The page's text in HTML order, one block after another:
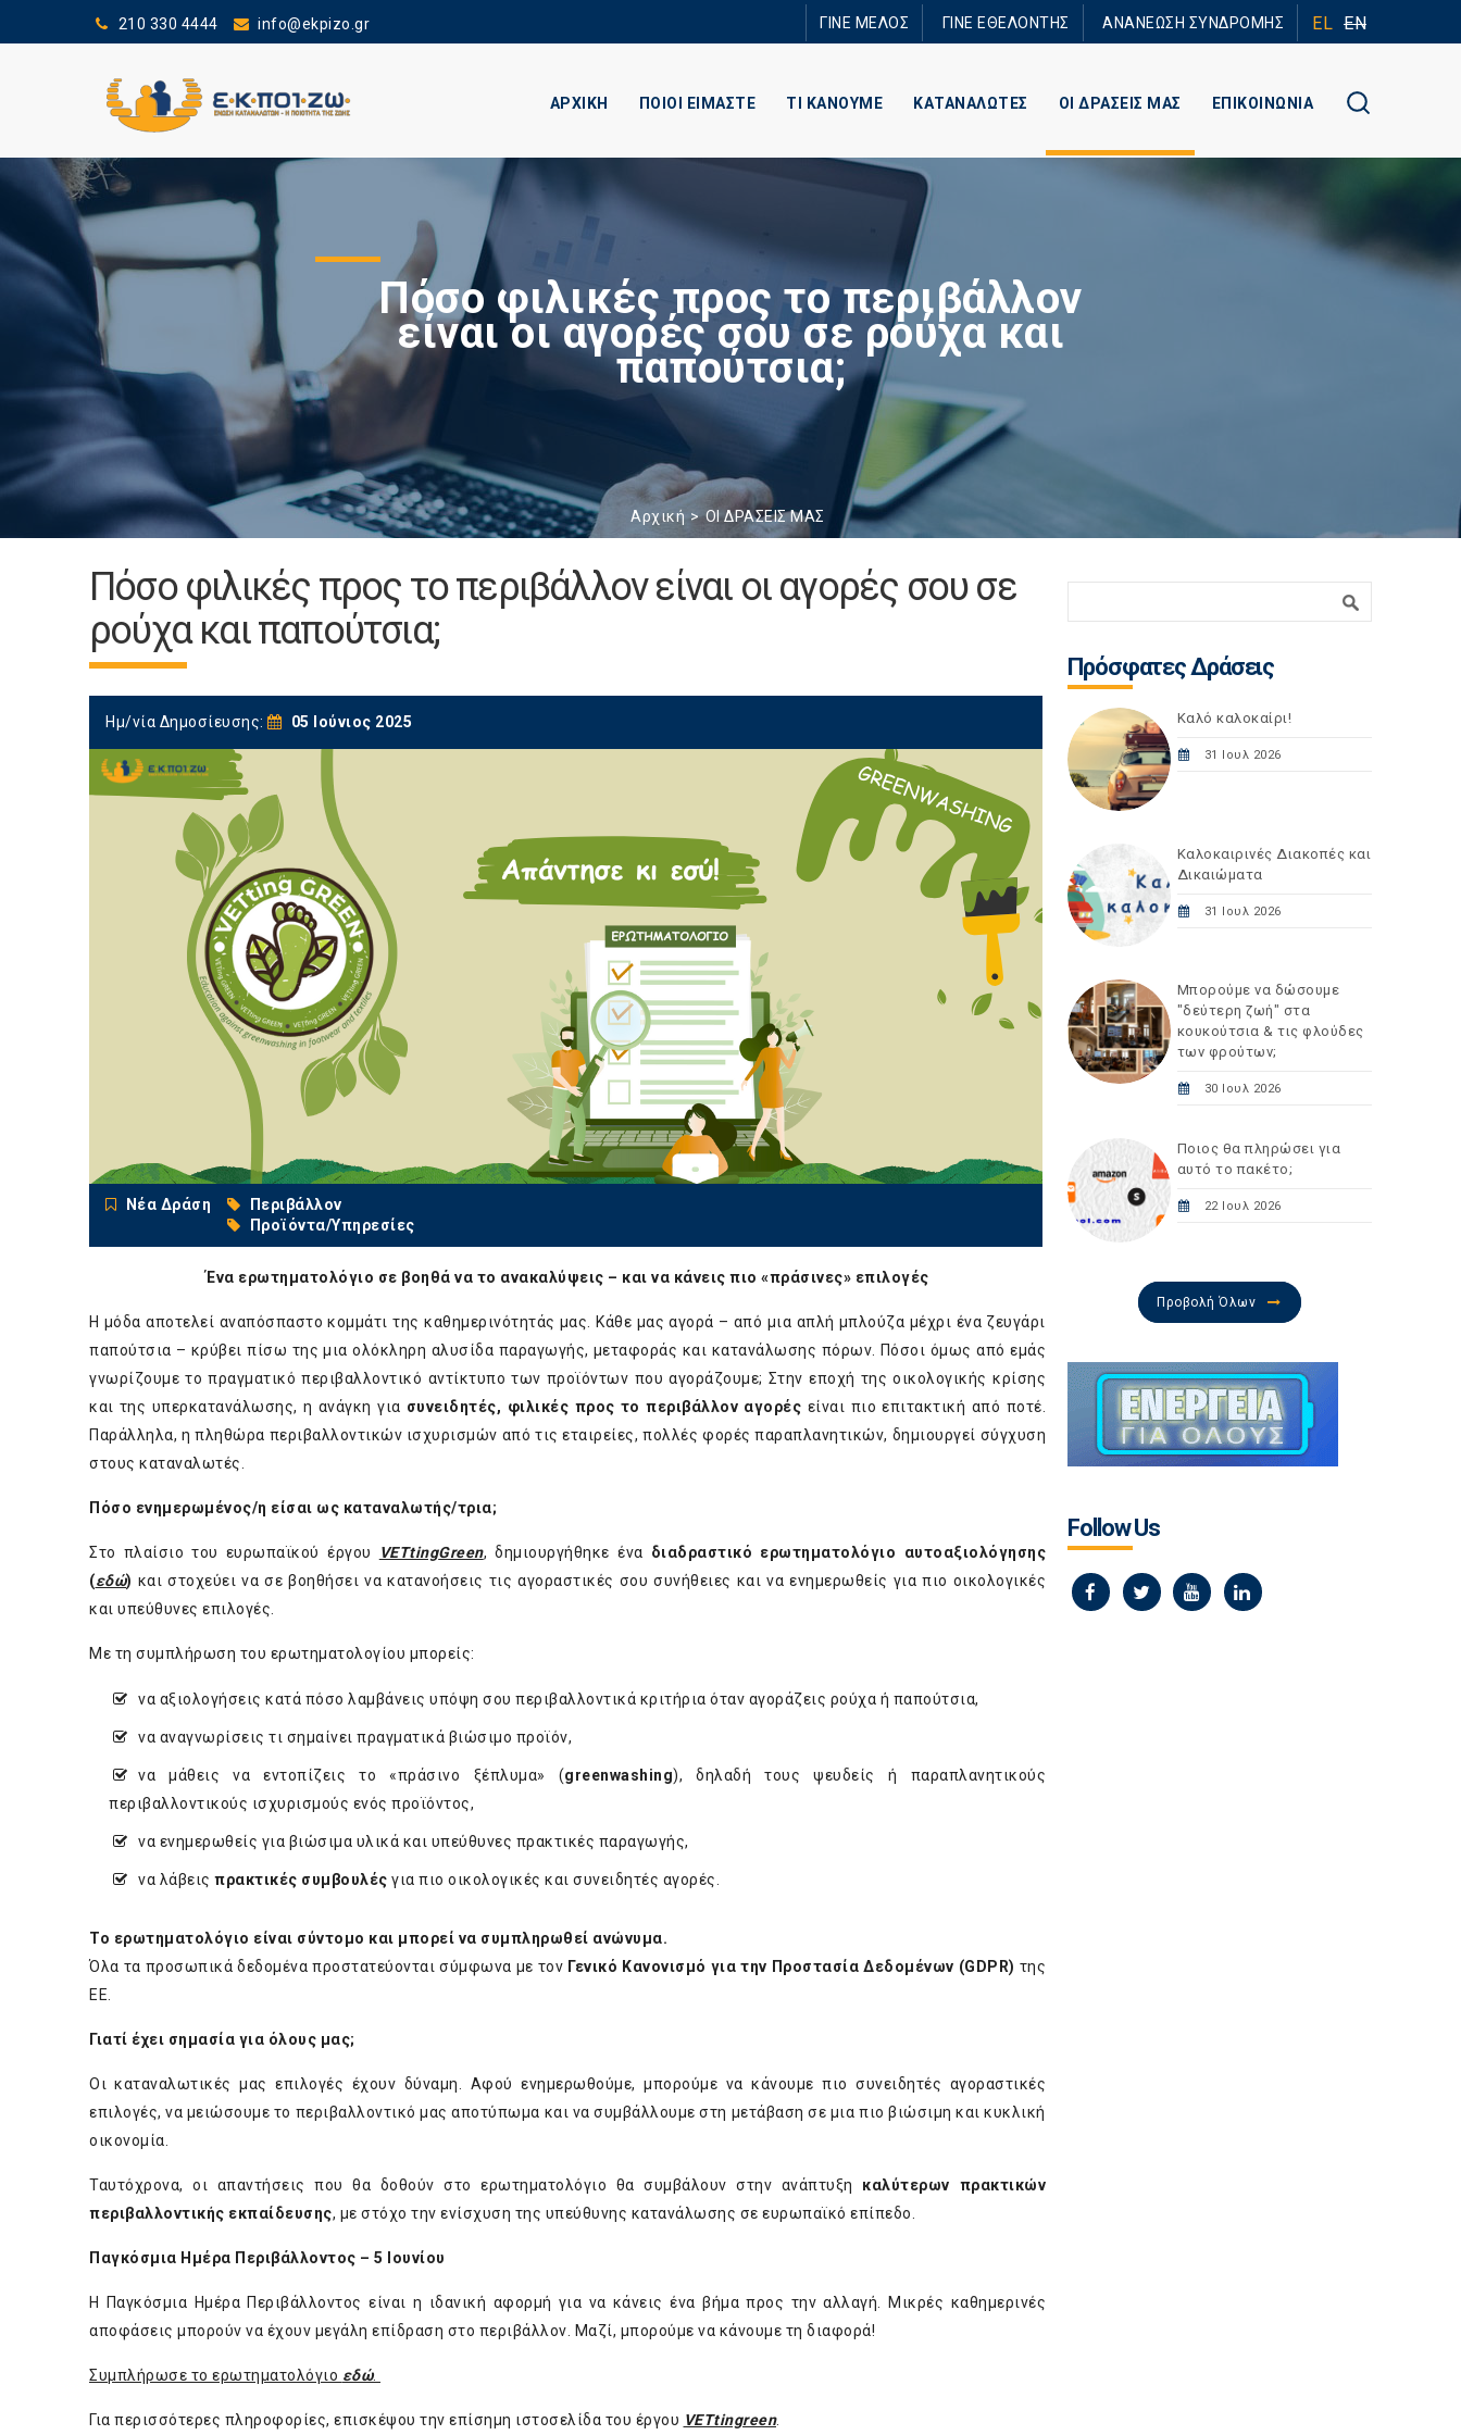
210 330 4444 info@ekpizo.gr ΓΙΝΕ ΜΕΛΟΣ ΓΙΝΕ ΕΘΕΛΟΝΤΗΣ ΑΝΑΝΕΩΣΗ ΣΥΝΔΡΟΜΗΣ EL EN
ΑΡΧΙΚΗ ΠΟΙΟΙ ΕΙΜΑΣΤΕ ΤΙ ΚΑΝΟΥΜΕ ΚΑΤΑΝΑΛΩΤΕΣ ΟΙ ΔΡΑΣΕΙΣ ΜΑΣ ΕΠΙΚΟΙΝΩΝΙΑ
Πόσο φιλικές προς το περιβάλλον
είναι οι αγορές σου σε ρούχα και
παπούτσια;
Αρχική ΟΙ ΔΡΑΣΕΙΣ ΜΑΣ
Πόσο φιλικές προς το περιβάλλον είναι οι αγορές σου σε
ρούχα και παπούτσια;
Ημ/νία Δημοσίευσης: 05 Ιούνιος 2025
Νέα Δράση
Περιβάλλον
Προϊόντα/Υπηρεσίες
Ένα ερωτηματολόγιο σε βοηθά να το ανακαλύψεις – και να κάνεις πιο «πράσινες» επιλογές
Η μόδα αποτελεί αναπόσπαστο κομμάτι της καθημερινότητάς μας. Κάθε μας αγορά – από μια απλή μπλούζα μέχρι ένα ζευγάρι
παπούτσια – κρύβει πίσω της μια ολόκληρη αλυσίδα παραγωγής, μεταφοράς και κατανάλωσης πόρων. Πόσοι όμως από εμάς
γνωρίζουμε το πραγματικό περιβαλλοντικό αντίκτυπο των προϊόντων που αγοράζουμε; Στην εποχή της οικολογικής κρίσης
και της υπερκατανάλωσης, η ανάγκη για συνειδητές, φιλικές προς το περιβάλλον αγορές είναι πιο επιτακτική από ποτέ.
Παράλληλα, η πληθώρα περιβαλλοντικών ισχυρισμών από τις εταιρείες, πολλές φορές παραπλανητικών, δημιουργεί σύγχυση
στους καταναλωτές.
Πόσο ενημερωμένος/η είσαι ως καταναλωτής/τρια;
Στο πλαίσιο του ευρωπαϊκού έργου VETtingGreen, δημιουργήθηκε ένα διαδραστικό ερωτηματολόγιο αυτοαξιολόγησης
(εδώ) και στοχεύει να σε βοηθήσει να κατανοήσεις τις αγοραστικές σου συνήθειες και να ενημερωθείς για πιο οικολογικές
και υπεύθυνες επιλογές.
Με τη συμπλήρωση του ερωτηματολογίου μπορείς:
να αξιολογήσεις κατά πόσο λαμβάνεις υπόψη σου περιβαλλοντικά κριτήρια όταν αγοράζεις ρούχα ή παπούτσια,
να αναγνωρίσεις τι σημαίνει πραγματικά βιώσιμο προϊόν,
να μάθεις να εντοπίζεις το «πράσινο ξέπλυμα» (greenwashing), δηλαδή τους ψευδείς ή παραπλανητικούς
περιβαλλοντικούς ισχυρισμούς ενός προϊόντος,
να ενημερωθείς για βιώσιμα υλικά και υπεύθυνες πρακτικές παραγωγής,
να λάβεις πρακτικές συμβουλές για πιο οικολογικές και συνειδητές αγορές.
Το ερωτηματολόγιο είναι σύντομο και μπορεί να συμπληρωθεί ανώνυμα.
Όλα τα προσωπικά δεδομένα προστατεύονται σύμφωνα με τον Γενικό Κανονισμό για την Προστασία Δεδομένων (GDPR) της
ΕΕ.
Γιατί έχει σημασία για όλους μας;
Οι καταναλωτικές μας επιλογές έχουν δύναμη. Αφού ενημερωθούμε, μπορούμε να κάνουμε πιο συνειδητές αγοραστικές
επιλογές, να μειώσουμε το περιβαλλοντικό μας αποτύπωμα και να συμβάλλουμε στη μετάβαση σε μια πιο βιώσιμη και κυκλική
οικονομία.
Ταυτόχρονα, οι απαντήσεις που θα δοθούν στο ερωτηματολόγιο θα συμβάλουν στην ανάπτυξη καλύτερων πρακτικών
περιβαλλοντικής εκπαίδευσης, με στόχο την ενίσχυση της υπεύθυνης κατανάλωσης σε ευρωπαϊκό επίπεδο.
Παγκόσμια Ημέρα Περιβάλλοντος – 5 Ιουνίου
Η Παγκόσμια Ημέρα Περιβάλλοντος είναι η ιδανική αφορμή για να κάνεις ένα βήμα προς την αλλαγή. Μικρές καθημερινές
αποφάσεις μπορούν να έχουν μεγάλη επίδραση στο περιβάλλον. Μαζί, μπορούμε να κάνουμε τη διαφορά!
Συμπλήρωσε το ερωτηματολόγιο εδώ.
Για περισσότερες πληροφορίες, επισκέψου την επίσημη ιστοσελίδα του έργου VETtingreen.
Πρόσφατες Δράσεις
Καλό καλοκαίρι!
31 Ιουλ 2026
Καλοκαιρινές Διακοπές και
Δικαιώματα
31 Ιουλ 2026
Μπορούμε να δώσουμε
"δεύτερη ζωή" στα
κουκούτσια & τις φλούδες
των φρούτων;
30 Ιουλ 2026
Ποιος θα πληρώσει για
αυτό το πακέτο;
22 Ιουλ 2026
Προβολή Όλων
Follow Us